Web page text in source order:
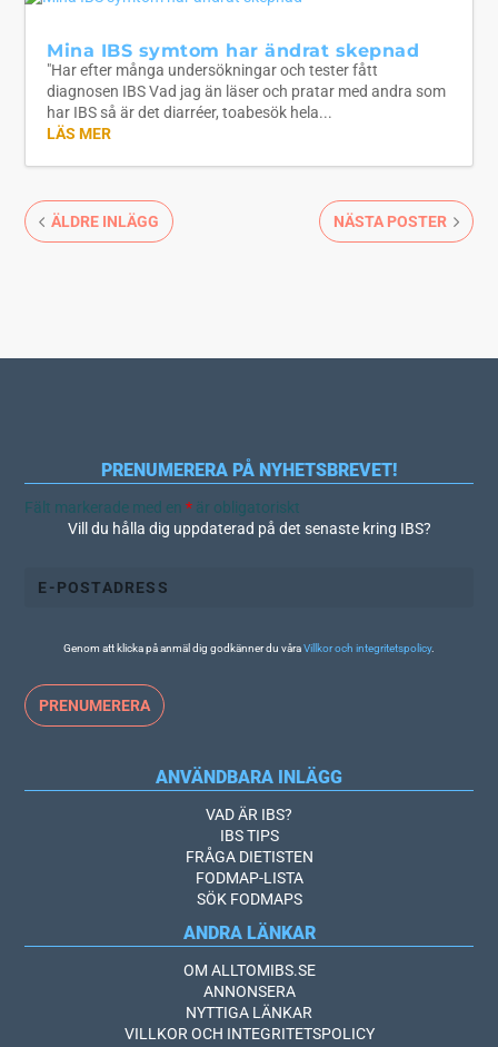
Mina IBS symtom har ändrat skepnad
"Har efter många undersökningar och tester fått
diagnosen IBS Vad jag än läser och pratar med andra som
har IBS så är det diarréer, toabesök hela...
LÄS MER
ÄLDRE INLÄGG NÄSTA POSTER
PRENUMERERA PÅ NYHETSBREVET!
Fält markerade med en* är obligatoriskt
Vill du hålla dig uppdaterad på det senaste kring IBS?
Genom att klicka på anmäl dig godkänner du våraVillkor och integritetspolicy.
ANVÄNDBARA INLÄGG
VAD ÄR IBS?
IBS TIPS
FRÅGA DIETISTEN
FODMAP-LISTA
SÖK FODMAPS
ANDRA LÄNKAR
OM ALLTOMIBS.SE
ANNONSERA
NYTTIGA LÄNKAR
VILLKOR OCH INTEGRITETSPOLICY